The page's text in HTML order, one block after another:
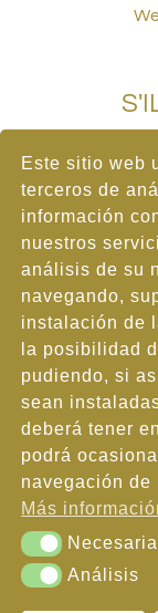
Carrer dels
Email:
Aviso Legal
Este sitio web
terceros de
información
nuestros
análisis de su
navegando,
instalación de
la posibilidad
pudiendo, si
sean
deberá tener
podrá
navegación de
Más
Necesarias
AnálisisAnálisis